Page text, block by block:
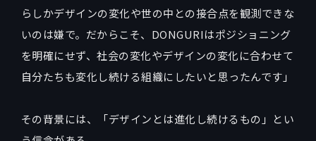
らしかデザインの変化や世の中との接合点を観測できな
いのは嫌で。だからこそ、DONGURIはポジショニング
を明確にせず、社会の変化やデザインの変化に合わせて
自分たちも変化し続ける組織にしたいと思ったんです」
その背景には、「デザインとは進化し続けるもの」とい